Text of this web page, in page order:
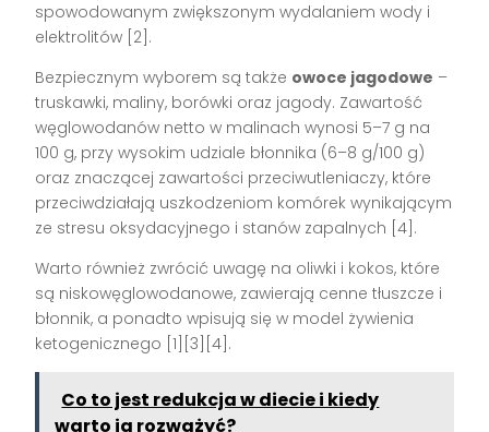
spowodowanym zwiększonym wydalaniem wody i
elektrolitów [2].
Bezpiecznym wyborem są także owoce jagodowe –
truskawki, maliny, borówki oraz jagody. Zawartość
węglowodanów netto w malinach wynosi 5–7 g na
100 g, przy wysokim udziale błonnika (6–8 g/100 g)
oraz znaczącej zawartości przeciwutleniaczy, które
przeciwdziałają uszkodzeniom komórek wynikającym
ze stresu oksydacyjnego i stanów zapalnych [4].
Warto również zwrócić uwagę na oliwki i kokos, które
są niskowęglowodanowe, zawierają cenne tłuszcze i
błonnik, a ponadto wpisują się w model żywienia
ketogenicznego [1][3][4].
Co to jest redukcja w diecie i kiedy
warto ją rozważyć?